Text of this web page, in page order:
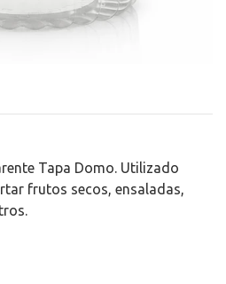
Tapa Domo. Utilizado
frutos secos, ensaladas,